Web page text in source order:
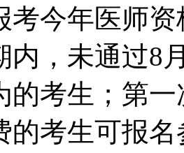
考今年医师
内，未通过8
的考生；第
的考生可报